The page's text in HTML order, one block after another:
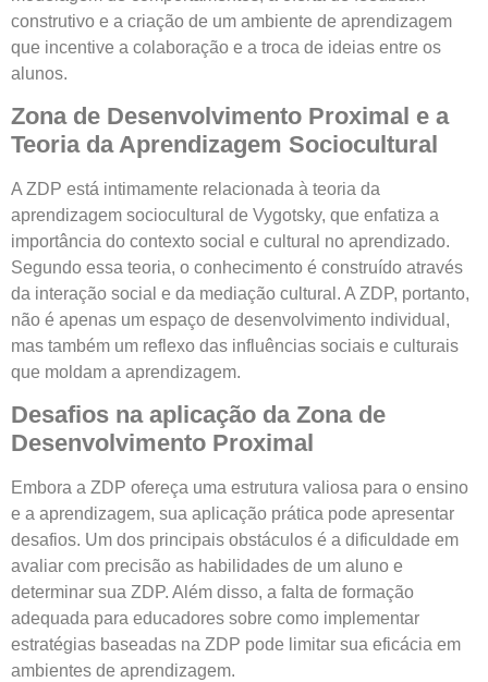
construtivo e a criação de um ambiente de aprendizagem
que incentive a colaboração e a troca de ideias entre os
alunos.
Zona de Desenvolvimento Proximal e a
Teoria da Aprendizagem Sociocultural
A ZDP está intimamente relacionada à teoria da
aprendizagem sociocultural de Vygotsky, que enfatiza a
importância do contexto social e cultural no aprendizado.
Segundo essa teoria, o conhecimento é construído através
da interação social e da mediação cultural. A ZDP, portanto,
não é apenas um espaço de desenvolvimento individual,
mas também um reflexo das influências sociais e culturais
que moldam a aprendizagem.
Desafios na aplicação da Zona de
Desenvolvimento Proximal
Embora a ZDP ofereça uma estrutura valiosa para o ensino
e a aprendizagem, sua aplicação prática pode apresentar
desafios. Um dos principais obstáculos é a dificuldade em
avaliar com precisão as habilidades de um aluno e
determinar sua ZDP. Além disso, a falta de formação
adequada para educadores sobre como implementar
estratégias baseadas na ZDP pode limitar sua eficácia em
ambientes de aprendizagem.